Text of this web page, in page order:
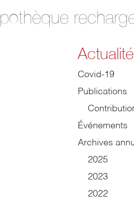
Covid-19
Publications
Événements
Archives
2025
2023
2022